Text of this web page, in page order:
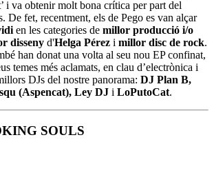
i va obtenir molt bona crítica per part del
De fet, recentment, els de Pego es van alçar
en les categories de millor producció i/o
disseny d'Helga Pérez i millor disc de rock.
han donat una volta al seu nou EP confinat,
temes més aclamats, en clau d’electrònica i
DJs del nostre panorama: DJ Plan B,
(Aspencat), Ley DJ i LoPutoCat.
SOULS